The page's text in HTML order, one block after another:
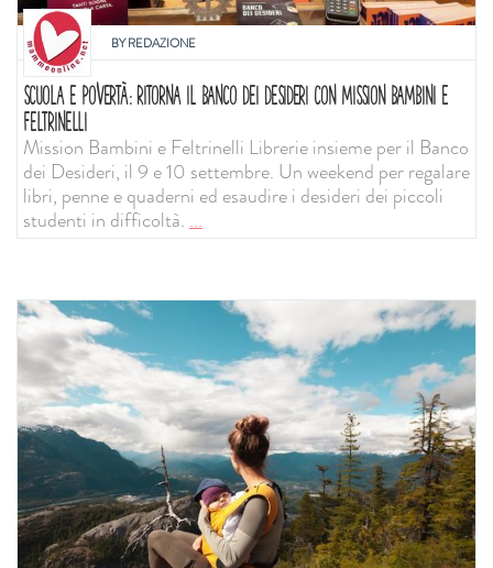
BYREDAZIONE
SCUOLA E POVERTÀ: RITORNA IL BANCO DEI DESIDERI CON MISSION BAMBINI E
FELTRINELLI
Mission Bambini e Feltrinelli Librerie insieme per il Banco
dei Desideri, il 9 e 10 settembre. Un weekend per regalare
libri, penne e quaderni ed esaudire i desideri dei piccoli
studenti in difficoltà....